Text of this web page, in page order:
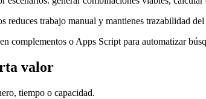
trabajo manual y mantienes trazabilidad del
complementos o Apps Script para automatizar
valor
tiempo o capacidad.